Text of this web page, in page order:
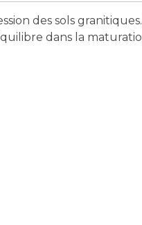
des sols
dans la